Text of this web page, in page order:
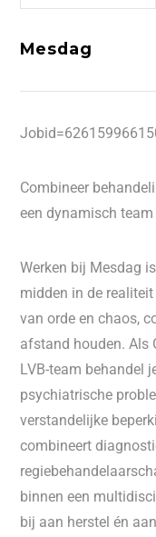
Mesdag
Combineer
een dynamisch team
Werken bij Mesdag
midden in de
van orde en chaos,
afstand houden. Als
LVB-team behandel
psychiatrische
verstandelijke
combineert
binnen een
bij aan herstel én